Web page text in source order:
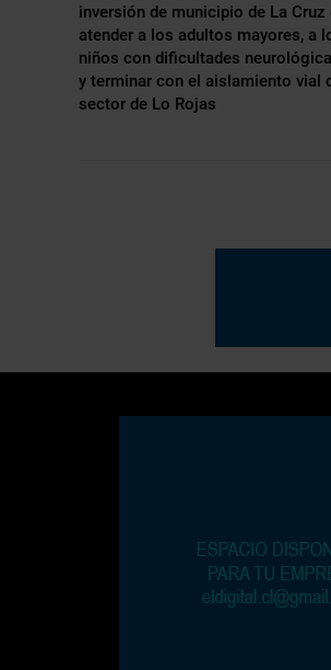
inversión de municipio de La Cruz
atender a los adultos mayores, a
niños con dificultades
y terminar con el aislamiento vial
sector de Lo Rojas